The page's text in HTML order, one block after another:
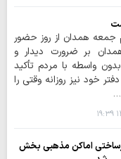
جمعه همدان از روز حضور
بر ضرورت دیدار و
واسطه با مردم تأکید
خود نیز روزانه وقتی را
اماکن مذهبی بخش